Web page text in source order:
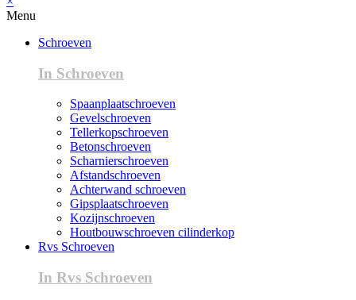
Menu
Schroeven
In Schroeven
Spaanplaatschroeven
Gevelschroeven
Tellerkopschroeven
Betonschroeven
Scharnierschroeven
Afstandschroeven
Achterwand schroeven
Gipsplaatschroeven
Kozijnschroeven
Houtbouwschroeven cilinderkop
Rvs Schroeven
In Rvs Schroeven